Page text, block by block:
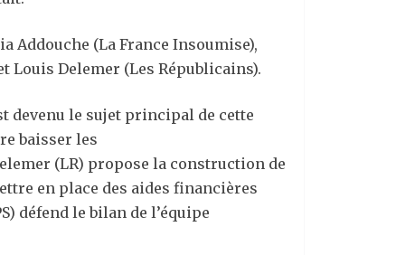
Addouche (La France Insoumise),
Louis Delemer (Les Républicains).
devenu le sujet principal de cette
baisser les
(LR) propose la construction de
en place des aides financières
défend le bilan de l’équipe